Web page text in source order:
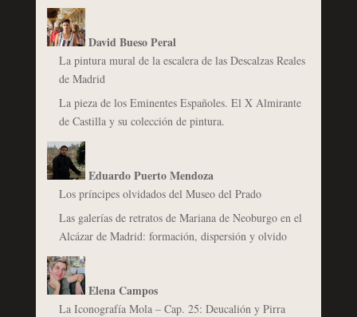
David Bueso Peral
La pintura mural de la escalera de las Descalzas Reales
de Madrid
La pieza de los Eminentes Españoles. El X Almirante
de Castilla y su colección de pintura.
Eduardo Puerto Mendoza
Los príncipes olvidados del Museo del Prado
Las galerías de retratos de Mariana de Neoburgo en el
Alcázar de Madrid: formación, dispersión y olvido
Elena Campos
La Iconografía Mola – Cap. 25: Deucalión y Pirra